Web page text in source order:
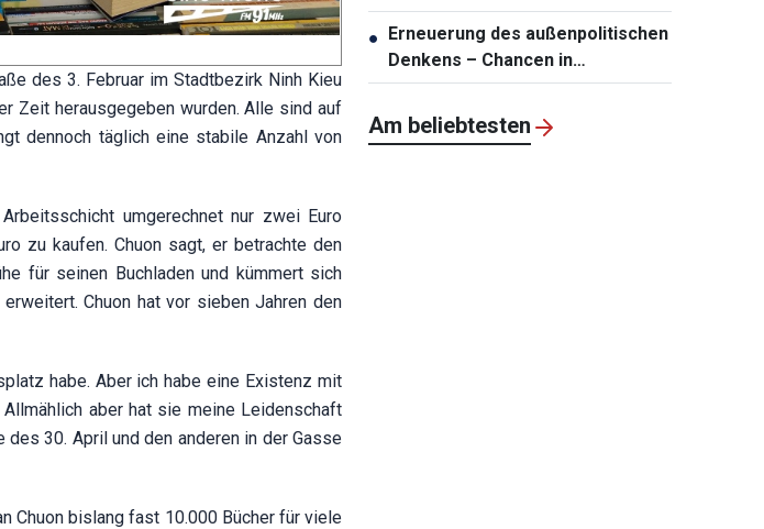
des 3. Februar im Stadtbezirk Ninh Kieu
Zeit herausgegeben wurden. Alle sind auf
dennoch täglich eine stabile Anzahl von
umgerechnet nur zwei Euro
zu kaufen. Chuon sagt, er betrachte den
für seinen Buchladen und kümmert sich
Chuon hat vor sieben Jahren den
habe. Aber ich habe eine Existenz mit
aber hat sie meine Leidenschaft
30. April und den anderen in der Gasse
Chuon bislang fast 10.000 Bücher für viele
zukunftsfähig gestalten
● Erneuerung des außenpolitischen
Denkens – Chancen in
Entwicklungsressourcen
umwandeln
Am beliebtesten